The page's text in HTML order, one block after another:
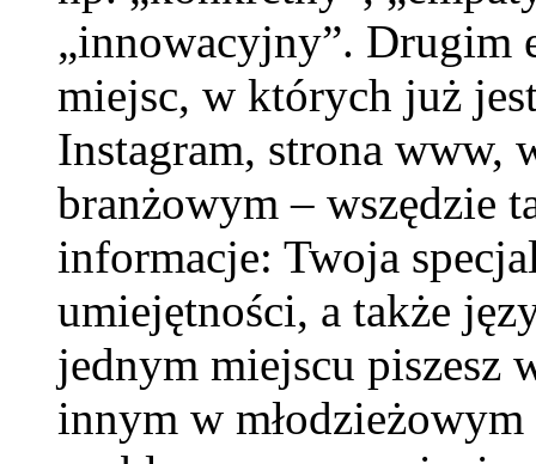
„innowacyjny”. Drugim
miejsc, w których już
Instagram, strona www,
branżowym – wszędzie
informacje: Twoja
umiejętności, a także
jednym miejscu piszesz
innym w